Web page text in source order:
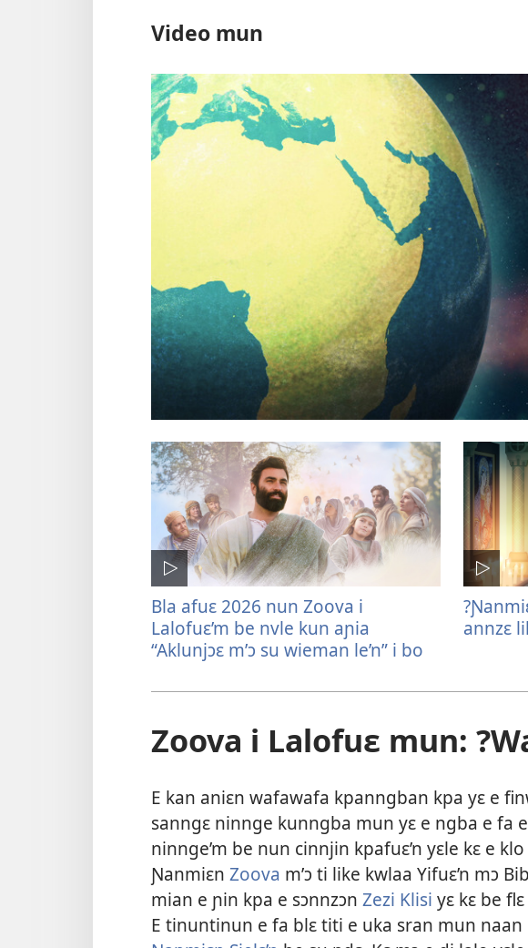
Video mun
Bla afuɛ 2026 nun Zoova i
Lalofuɛ’m be nvle kun aɲia
“Aklunjɔɛ m’ɔ su wieman le’n” i bo
annzɛ
Zoova i Lalofuɛ mun:
E kan aniɛn wafawafa kpanngban kpa yɛ e
sanngɛ ninnge kunngba mun yɛ e ngba e fa
ninnge’m be nun cinnjin kpafuɛ’n yɛle kɛ e
Ɲanmiɛn Zoova m’ɔ ti like kwlaa Yifuɛ’n mɔ
mian e ɲin kpa e sɔnnzɔn Zezi Klisi yɛ kɛ be
E tinuntinun e fa blɛ titi e uka sran mun naan